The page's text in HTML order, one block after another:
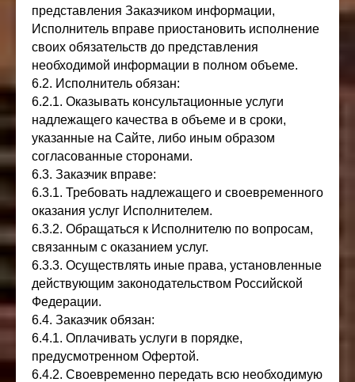
представления Заказчиком информации,
Исполнитель вправе приостановить исполнение
своих обязательств до представления
необходимой информации в полном объеме.
6.2. Исполнитель обязан:
6.2.1. Оказывать консультационные услуги
надлежащего качества в объеме и в сроки,
указанные на Сайте, либо иным образом
согласованные сторонами.
6.3. Заказчик вправе:
6.3.1. Требовать надлежащего и своевременного
оказания услуг Исполнителем.
6.3.2. Обращаться к Исполнителю по вопросам,
связанным с оказанием услуг.
6.3.3. Осуществлять иные права, установленные
действующим законодательством Российской
Федерации.
6.4. Заказчик обязан:
6.4.1. Оплачивать услуги в порядке,
предусмотренном Офертой.
6.4.2. Своевременно передать всю необходимую